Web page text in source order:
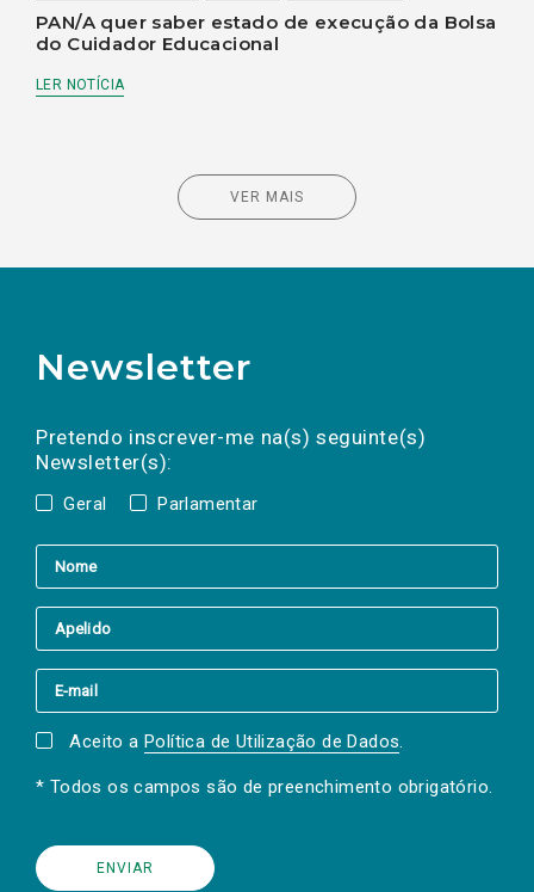
PAN/A quer saber estado de execução da Bolsa
do Cuidador Educacional
LER NOTÍCIA
VER MAIS
Newsletter
Pretendo inscrever-me na(s) seguinte(s)
Newsletter(s):
Geral Parlamentar
a(s) newsletter(s).
mail
Aceito a Política de Utilização de Dados.
* Todos os campos são de preenchimento obrigatório.